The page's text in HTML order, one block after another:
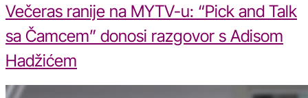
Večeras ranije na MYTV-u: “Pick and Talk
sa Čamcem” donosi razgovor s Adisom
Hadžićem